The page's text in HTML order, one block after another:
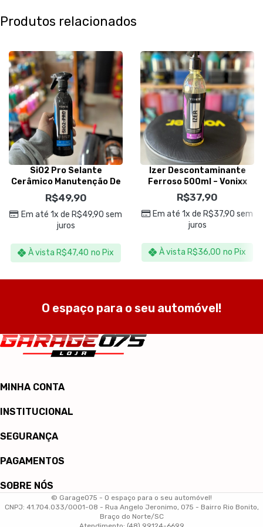
Produtos relacionados
SiO2 Pro Selante
Cerâmico Manutenção De
Vitrificadores 500ml –
Vonixx
R$49,90
Em até 1x de R$49,90 sem
juros
À vista R$47,40 no Pix
Izer Descontaminante
Ferroso 500ml – Vonixx
R$37,90
Em até 1x de R$37,90 sem
juros
À vista R$36,00 no Pix
O espaço para o seu automóvel!
MINHA CONTA
INSTITUCIONAL
SEGURANÇA
PAGAMENTOS
SOBRE NÓS
© Garage075 - O espaço para o seu automóvel!
CNPJ: 41.704.033/0001-08 - Rua Angelo Jeronimo, 075 - Bairro Rio Bonito,
Braço do Norte/SC